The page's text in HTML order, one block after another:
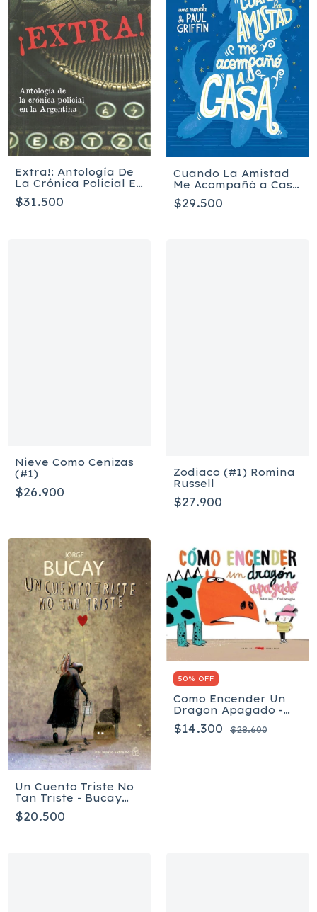
Extra!: Antología De
La Crónica Policial En
La Argentina -
Osvaldo Aguirre,
$31.500
Cuando La Amistad
Me Acompañó a Casa
- Griffin Paul
$29.500
Nieve Como Cenizas
(#1)
$26.900
Zodiaco (#1) Romina
Russell
$27.900
Un Cuento Triste No
Tan Triste - Bucay
Jorge
$20.500
50% OFF
Como Encender Un
Dragon Apagado -
Levy Didier
$14.300 $28.600